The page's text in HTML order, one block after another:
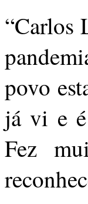
“Carlos
povo
já vi e é
Fez